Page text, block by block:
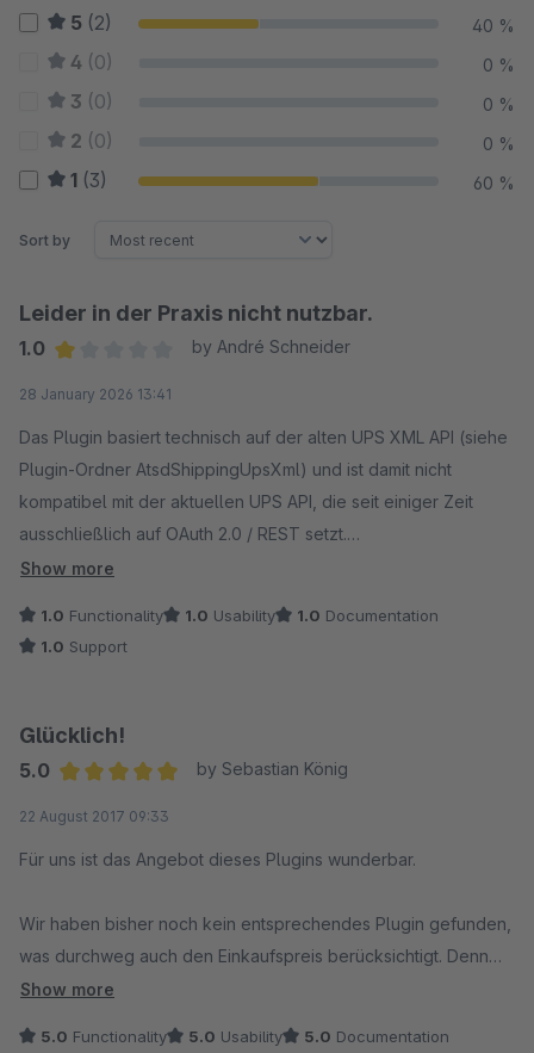
5 (2) 40 %
4 (0) 0 %
3 (0) 0 %
2 (0) 0 %
1 (3) 60 %
Sort by
Leider in der Praxis nicht nutzbar.
1.0
by André Schneider
28 January 2026 13:41
Das Plugin basiert technisch auf der alten UPS XML API (siehe
Plugin-Ordner AtsdShippingUpsXml) und ist damit nicht
kompatibel mit der aktuellen UPS API, die seit einiger Zeit
ausschließlich auf OAuth 2.0 / REST setzt.
Obwohl in der Plugin-Beschreibung bzw. im Changelog
nicht auf dieses Plugin zu.
keine funktionierende Authentifizierung mit aktuellen UPS-
keine Versandkostenberechnung im Checkout
keine verwertbaren Logs oder Fehlermeldungen
hoher Zeitaufwand bei der Fehlersuche, obwohl das Plugin
Show more
1.0 Functionality 1.0 Usability 1.0 Documentation
1.0 Support
Glücklich!
5.0
by Sebastian König
22 August 2017 09:33
Für uns ist das Angebot dieses Plugins wunderbar.
Wir haben bisher noch kein entsprechendes Plugin gefunden,
was durchweg auch den Einkaufspreis berücksichtigt. Denn
Sonderzonen sind nicht so einfach umzusetzen. Wer will
Show more
5.0 Functionality 5.0 Usability 5.0 Documentation